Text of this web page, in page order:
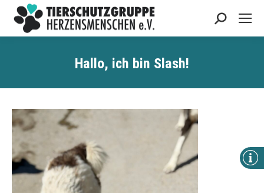
Search:
Hallo, ich bin S lash!